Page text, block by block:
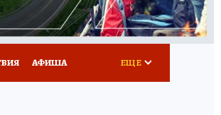
АФИША ЕЩЕ